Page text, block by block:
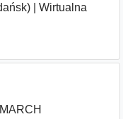
|
Wirtualna